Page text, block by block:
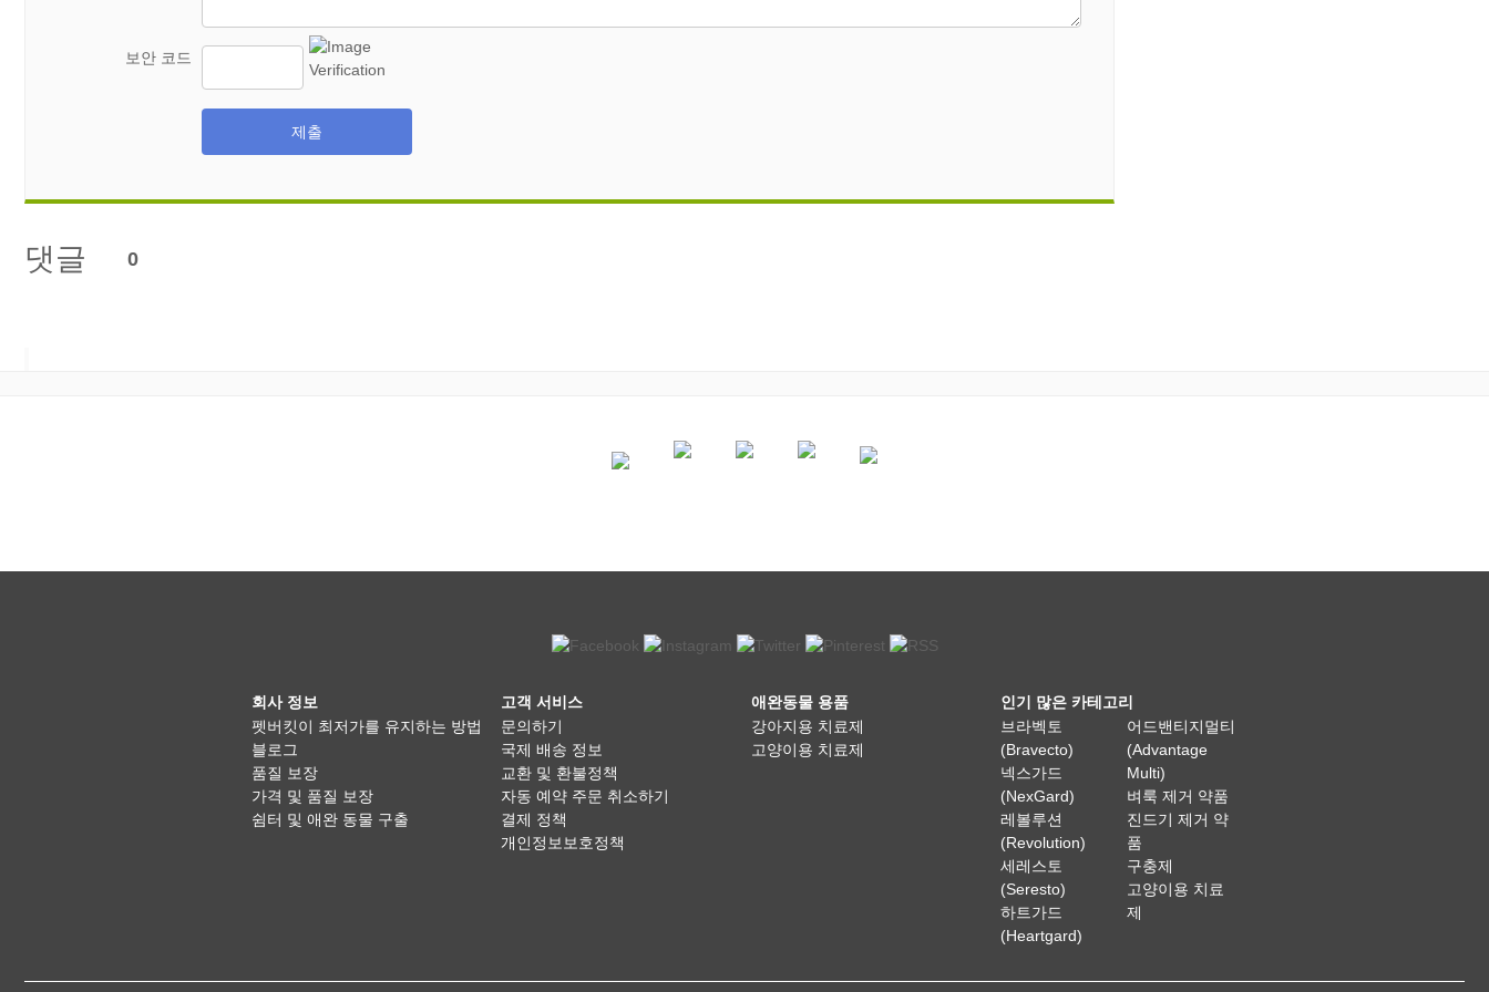
보안 코드
제출
댓글 0
회사 정보
펫버킷이 최저가를 유지하는 방법
블로그
품질 보장
가격 및 품질 보장
쉼터 및 애완 동물 구출
고객 서비스
문의하기
국제 배송 정보
교환 및 환불정책
자동 예약 주문 취소하기
결제 정책
개인정보보호정책
애완동물 용품
강아지용 치료제
고양이용 치료제
인기 많은 카테고리
브라벡토
(Bravecto)
넥스가드
(NexGard)
레볼루션
(Revolution)
세레스토
(Seresto)
하트가드
(Heartgard)
어드밴티지멀티
(Advantage
Multi)
벼룩 제거 약품
진드기 제거 약
품
구충제
고양이용 치료
제